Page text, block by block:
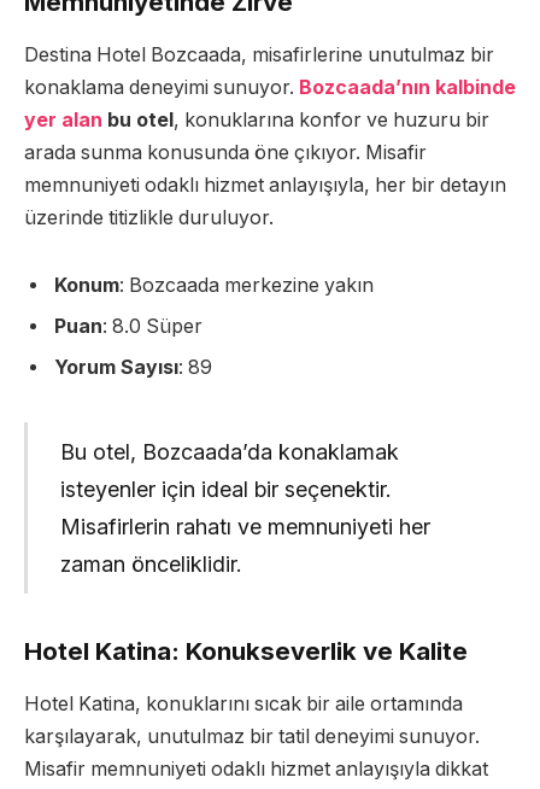
Destina Hotel Bozcaada, misafirlerine unutulmaz bir
konaklama deneyimi sunuyor. Bozcaada’nın kalbinde
yer alan bu otel, konuklarına konfor ve huzuru bir
arada sunma konusunda öne çıkıyor. Misafir
memnuniyeti odaklı hizmet anlayışıyla, her bir detayın
üzerinde titizlikle duruluyor.
Konum: Bozcaada merkezine yakın
Puan: 8.0 Süper
Yorum Sayısı: 89
Bu otel, Bozcaada’da konaklamak
isteyenler için ideal bir seçenektir.
Misafirlerin rahatı ve memnuniyeti her
zaman önceliklidir.
Hotel Katina: Konukseverlik ve Kalite
Hotel Katina, konuklarını sıcak bir aile ortamında
karşılayarak, unutulmaz bir tatil deneyimi sunuyor.
Misafir memnuniyeti odaklı hizmet anlayışıyla dikkat